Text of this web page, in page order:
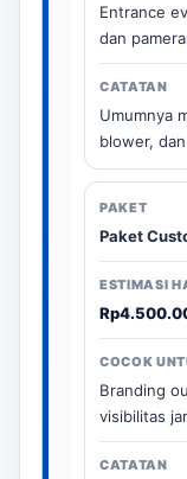
Entrance
dan
Umumnya
blower,
Paket
Branding
visibilitas